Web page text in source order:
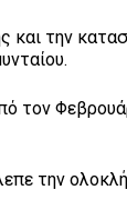
την
τον
την